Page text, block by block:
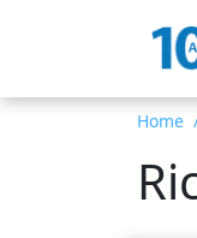
Home